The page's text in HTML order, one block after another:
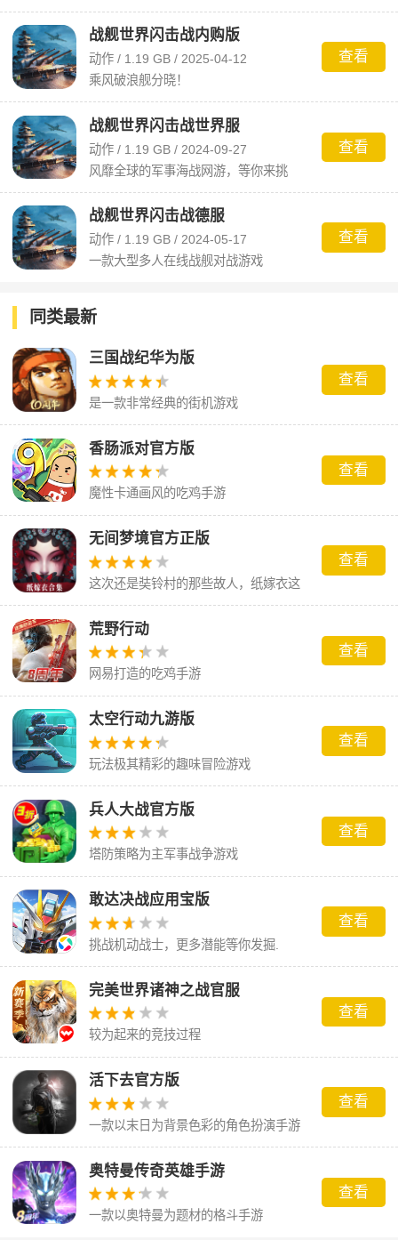
战舰世界闪击战内购版
动作 / 1.19 GB / 2025-04-12
乘风破浪舰分晓！
查看
战舰世界闪击战世界服
动作 / 1.19 GB / 2024-09-27
风靡全球的军事海战网游，等你来挑
战！
查看
战舰世界闪击战德服
动作 / 1.19 GB / 2024-05-17
一款大型多人在线战舰对战游戏
查看
同类最新
三国战纪华为版
是一款非常经典的街机游戏
查看
香肠派对官方版
魔性卡通画风的吃鸡手游
查看
无间梦境官方正版
这次还是奘铃村的那些故人，纸嫁衣这
场梦到底会怎么样呢。
查看
荒野行动
网易打造的吃鸡手游
查看
太空行动九游版
玩法极其精彩的趣味冒险游戏
查看
兵人大战官方版
塔防策略为主军事战争游戏
查看
敢达决战应用宝版
挑战机动战士，更多潜能等你发掘.
查看
完美世界诸神之战官服
较为起来的竞技过程
查看
活下去官方版
一款以末日为背景色彩的角色扮演手游
查看
奥特曼传奇英雄手游
一款以奥特曼为题材的格斗手游
查看